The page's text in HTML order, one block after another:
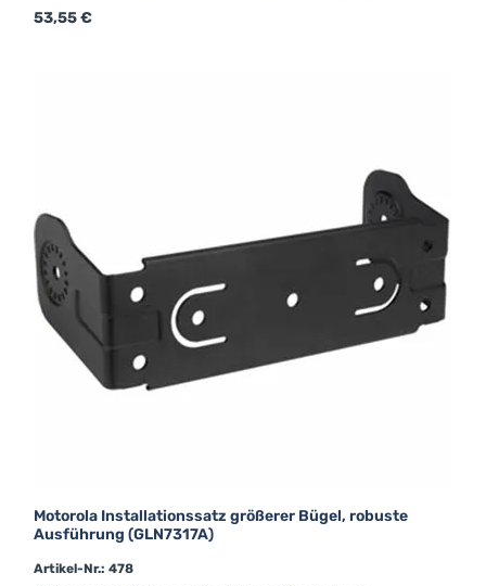
Regulärer Preis:
53,55 €
Motorola Installationssatz größerer Bügel, robuste
Ausführung (GLN7317A)
Artikel-Nr.: 478